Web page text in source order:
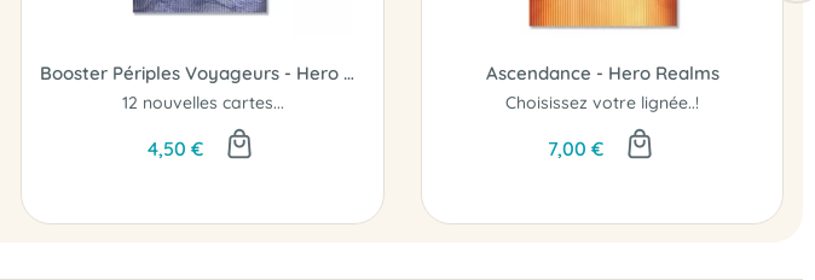
Booster Périples Voyageurs - Hero Realms
12 nouvelles cartes...
4,50 €
Ascendance - Hero Realms
Choisissez votre lignée..!
7,00 €